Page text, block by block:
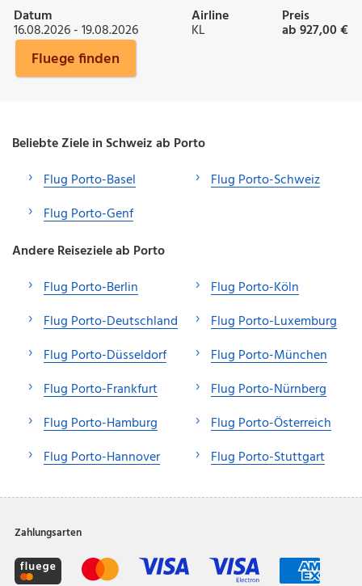
Datum
16.08.2026 - 19.08.2026
Airline
KL
Preis
ab 927,00 €
Fluege finden
Beliebte Ziele in Schweiz ab Porto
Flug Porto-Basel
Flug Porto-Genf
Flug Porto-Schweiz
Andere Reiseziele ab Porto
Flug Porto-Berlin
Flug Porto-Deutschland
Flug Porto-Düsseldorf
Flug Porto-Frankfurt
Flug Porto-Hamburg
Flug Porto-Hannover
Flug Porto-Köln
Flug Porto-Luxemburg
Flug Porto-München
Flug Porto-Nürnberg
Flug Porto-Österreich
Flug Porto-Stuttgart